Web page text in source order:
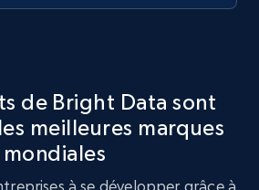
de Bright Data sont
meilleures marques
mondiales
à se développer grâce à